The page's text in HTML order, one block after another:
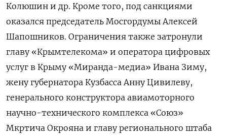
Колюшин и др. Кроме того, под санкциями
оказался председатель Мосгордумы Алексей
Шапошников. Ограничения также затронули
главу «Крымтелекома» и оператора цифровых
услуг в Крыму «Миранда-медиа» Ивана Зиму,
жену губернатора Кузбасса Анну Цивилеву,
генерального конструктора авиамоторного
научно-технического комплекса «Союз»
Мкртича Окрояна и главу регионального штаба